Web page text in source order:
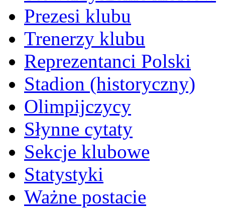
Prezesi klubu
Trenerzy klubu
Reprezentanci Polski
Stadion (historyczny)
Olimpijczycy
Słynne cytaty
Sekcje klubowe
Statystyki
Ważne postacie